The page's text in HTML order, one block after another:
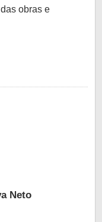
obras e
Neto